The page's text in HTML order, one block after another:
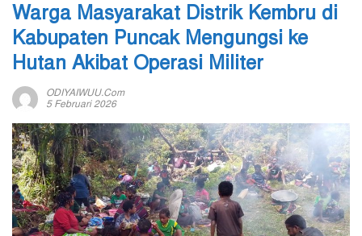
Warga Masyarakat Distrik Kembru di
Kabupaten Puncak Mengungsi ke
Hutan Akibat Operasi Militer
ODIYAIWUU.com
5 Februari 2026